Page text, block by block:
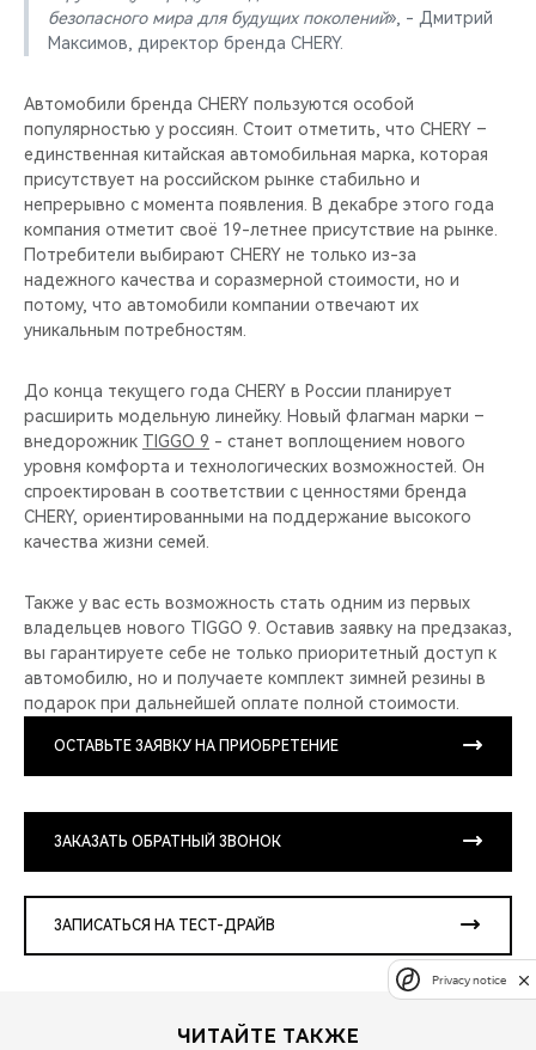
безопасного мира для будущих поколений», - Дмитрий
Максимов, директор бренда CHERY.
Автомобили бренда CHERY пользуются особой
популярностью у россиян. Стоит отметить, что CHERY –
единственная китайская автомобильная марка, которая
присутствует на российском рынке стабильно и
непрерывно с момента появления. В декабре этого года
компания отметит своё 19-летнее присутствие на рынке.
Потребители выбирают CHERY не только из-за
надежного качества и соразмерной стоимости, но и
потому, что автомобили компании отвечают их
уникальным потребностям.
До конца текущего года CHERY в России планирует
расширить модельную линейку. Новый флагман марки –
внедорожник TIGGO 9 - станет воплощением нового
уровня комфорта и технологических возможностей. Он
спроектирован в соответствии с ценностями бренда
CHERY, ориентированными на поддержание высокого
качества жизни семей.
Также у вас есть возможность стать одним из первых
владельцев нового TIGGO 9. Оставив заявку на предзаказ,
вы гарантируете себе не только приоритетный доступ к
автомобилю, но и получаете комплект зимней резины в
подарок при дальнейшей оплате полной стоимости.
ОСТАВЬТЕ ЗАЯВКУ НА ПРИОБРЕТЕНИЕ
ЗАКАЗАТЬ ОБРАТНЫЙ ЗВОНОК
ЗАПИСАТЬСЯ НА ТЕСТ-ДРАЙВ
ЧИТАЙТЕ ТАКЖЕ
Privacy notice